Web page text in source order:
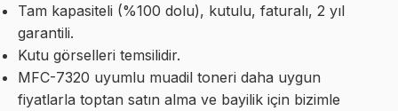
Tam kapasiteli (%100 dolu), kutulu, faturalı, 2 yıl
garantili.
Kutu görselleri temsilidir.
MFC-7320 uyumlu muadil toneri daha uygun
fiyatlarla toptan satın alma ve bayilik için bizimle